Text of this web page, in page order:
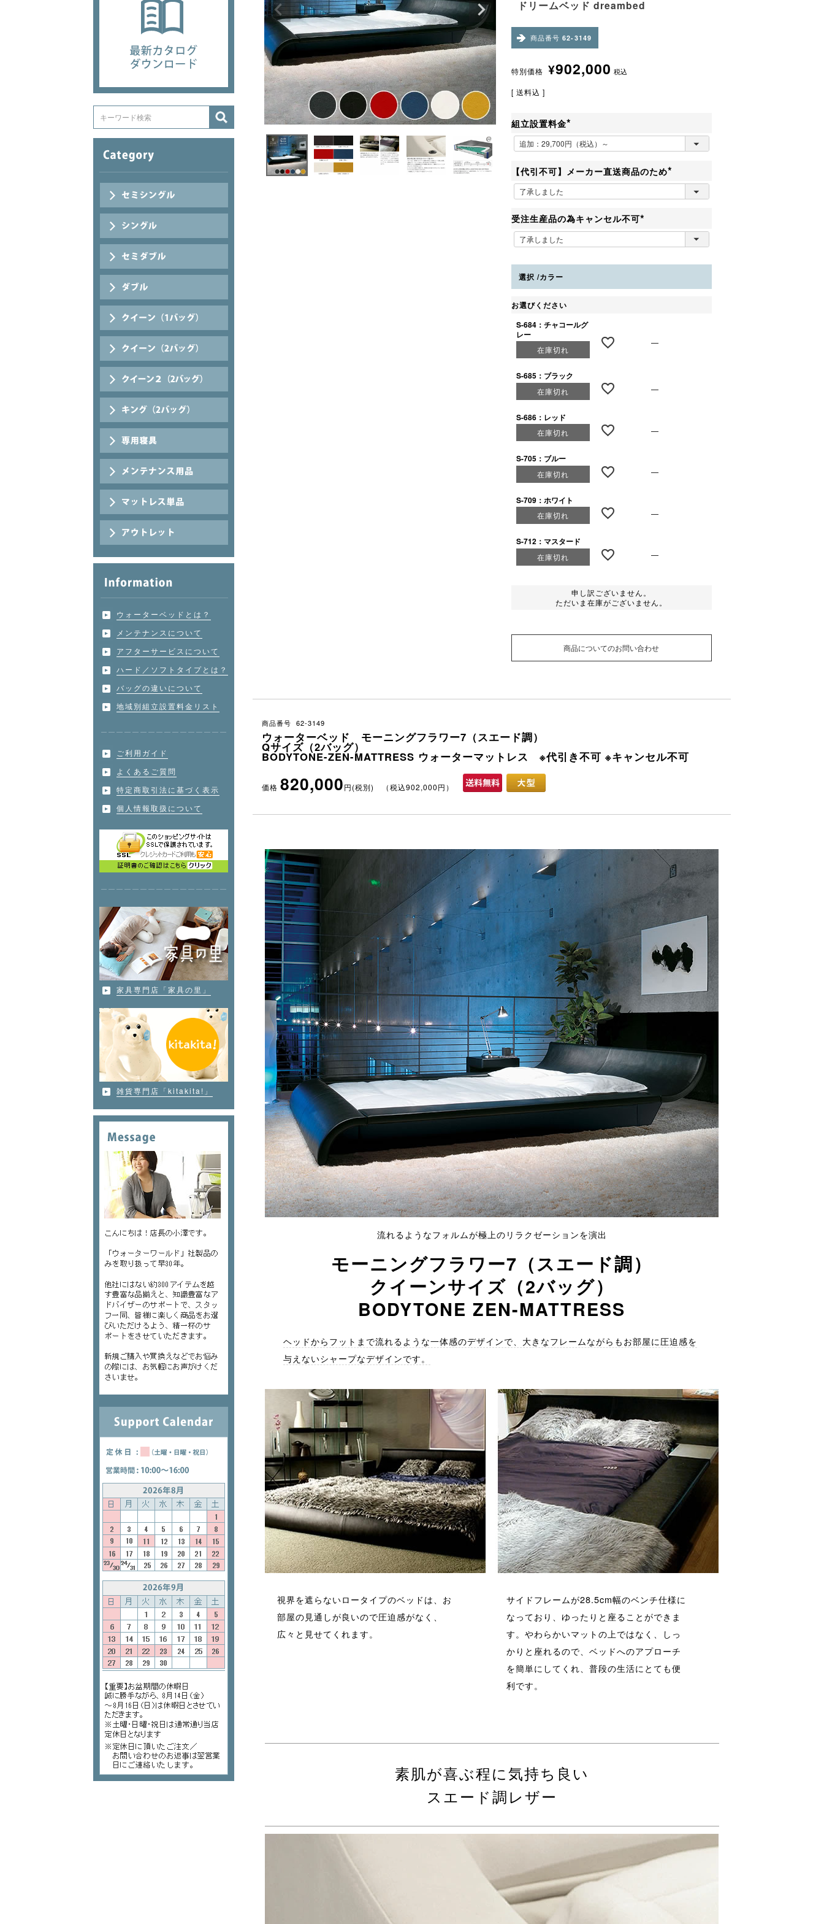
ウォーターベッドとは？
メンテナンスについて
アフターサービスについて
ハード／ソフトタイプとは？
バッグの違いについて
地域別組立設置料金リスト
ご利用ガイド
よくあるご質問
特定商取引法に基づく表示
個人情報取扱について
家具専門店「家具の里」
雑貨専門店「kitakita!」
ドリームベッド dreambed
商品番号 62-3149
特別価格 ¥902,000 税込
送料込
組立設置料金
(
必
須
【代引不可】メーカー直送商品のため
(
須
受注生産品の為キャンセル不可
須
選択 カラー
お選びください
S-684：チャコールグ
レー
在庫切れ
—
S-685：ブラック
在庫切れ —
S-686：レッド
在庫切れ —
S-705：ブルー
在庫切れ —
S-709：ホワイト
在庫切れ —
S-712：マスタード
在庫切れ —
申し訳ございません。
ただいま在庫がございません。
商品についてのお問い合わせ
商品番号 62-3149
ウォーターベッド モーニングフラワー7（スエード調）
Qサイズ（2バッグ）
BODYTONE-ZEN-MATTRESS ウォーターマットレス ※代引き不可 ※キャンセル不可
価格 820,000円(税別) （税込902,000円）
流れるようなフォルムが極上のリラクゼーションを演出
モーニングフラワー7（スエード調）
クイーンサイズ（2バッグ）
BODYTONE ZEN-MATTRESS
ヘッドからフットまで流れるような一体感のデザインで、大きなフレームながらもお部屋に圧迫感を
与えないシャープなデザインです。
視界を遮らないロータイプのベッドは、お
部屋の見通しが良いので圧迫感がなく、
広々と見せてくれます。
サイドフレームが28.5cm幅のベンチ仕様に
なっており、ゆったりと座ることができま
す。やわらかいマットの上ではなく、しっ
かりと座れるので、ベッドへのアプローチ
を簡単にしてくれ、普段の生活にとても便
利です。
素肌が喜ぶ程に気持ち良い
スエード調レザー